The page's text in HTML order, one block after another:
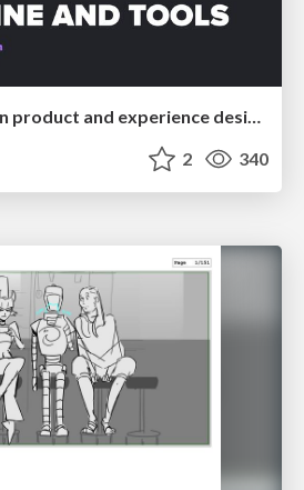
Ethics towards AI in product and experience design
2 340